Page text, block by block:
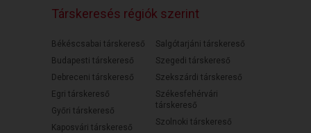
Társkeresés régiók szerint
Békéscsabai társkereső
Budapesti társkereső
Debreceni társkereső
Egri társkereső
Győri társkereső
Kaposvári társkereső
Salgótarjáni társkereső
Szegedi társkereső
Szekszárdi társkereső
Székesfehérvári
társkereső
Szolnoki társkereső